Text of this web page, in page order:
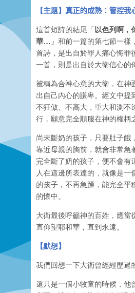
【主題】 真正的成熟：管控我
這首短詩的結尾「 以色列啊，
華… 」和前一篇的第七節一樣
首詩，是出自於罪人痛心悔罪
一首，則是出自於大衛信心的
被稱為合神心意的大衛 ， 在神
出自己內心的謙卑。經文中提
不狂傲
不高大，重大和測不
行 ， 願意完全順服在神的權柄
尚未斷奶的孩子，只要肚子餓
靠近母親的胸前，就會非常急
完全斷了奶的孩子，便不會有
人在這邊所表達的，就像是一
的孩子，不再急躁，能完全平
的懷中。
大衛最後呼籲神的百姓，應當
直仰望耶和華，直到永遠。
【默想】
我們回想一下大衛曾經經歷過
還只是一個小牧童的時候，他